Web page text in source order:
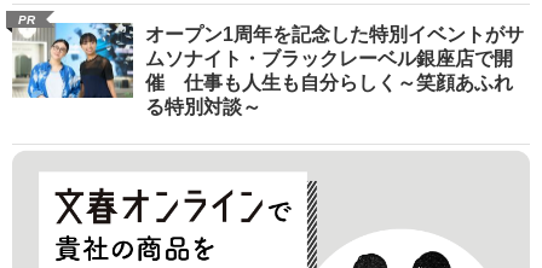
PR
オープン1周年を記念した特別イベントがサ
ムソナイト・ブラックレーベル銀座店で開
催 仕事も人生も自分らしく～笑顔あふれ
る特別対談～